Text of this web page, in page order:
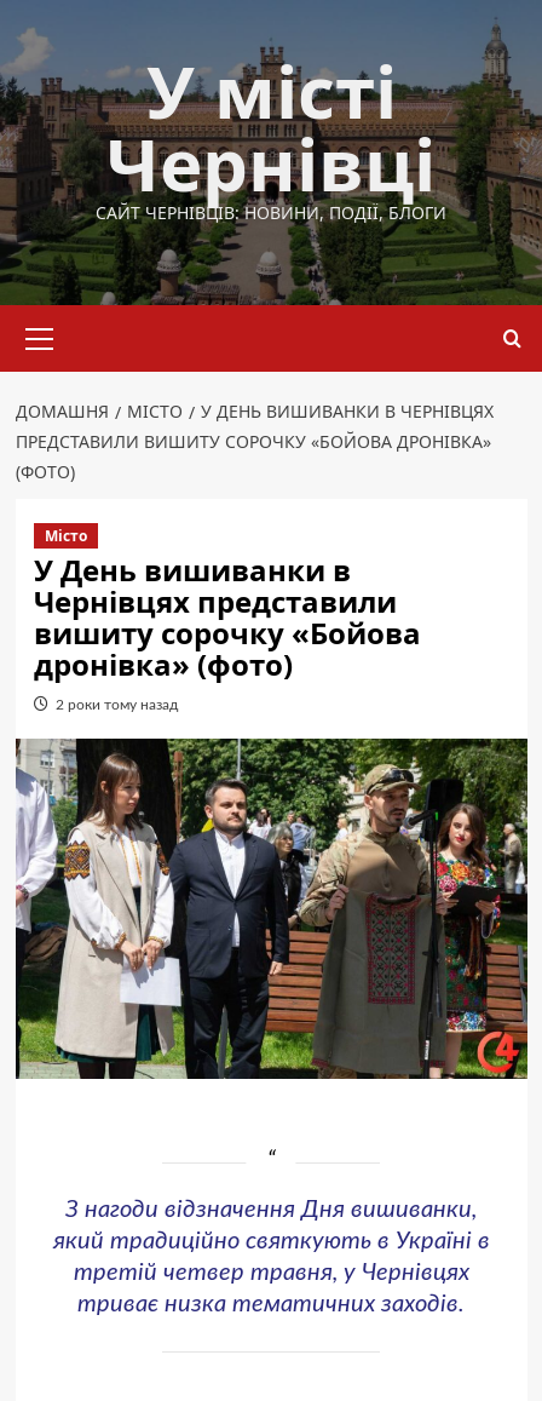
до
вмісту
У місті
Чернівці
САЙТ ЧЕРНІВЦІВ: НОВИНИ, ПОДІЇ, БЛОГИ
меню
ДОМАШНЯ МІСТО
У ДЕНЬ ВИШИВАНКИ В ЧЕРНІВЦЯХ
ПРЕДСТАВИЛИ ВИШИТУ СОРОЧКУ «БОЙОВА ДРОНІВКА»
(ФОТО)
Місто
У День вишиванки в
Чернівцях представили
вишиту сорочку «Бойова
дронівка» (фото)
2 роки тому назад
З нагоди відзначення Дня вишиванки,
який традиційно святкують в Україні в
третій четвер травня, у Чернівцях
триває низка тематичних заходів.